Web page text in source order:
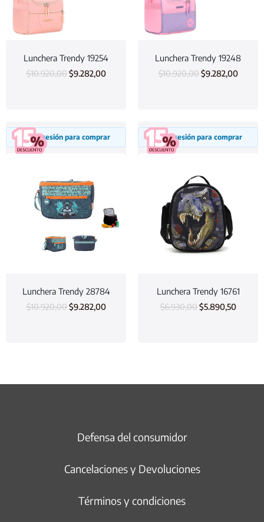
Lunchera Trendy 19254
$10.920,00 $9.282,00
Lunchera Trendy 19248
$10.920,00 $9.282,00
Inicia sesión para comprar
Lunchera Trendy 28784
$10.920,00 $9.282,00
Inicia sesión para comprar
Lunchera Trendy 16761
$6.930,00 $5.890,50
Defensa del consumidor
Cancelaciones y Devoluciones
Términos y condiciones